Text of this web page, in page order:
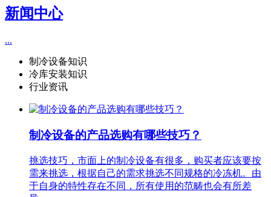
新闻中心
...
制冷设备知识
冷库安装知识
行业资讯
制冷设备的产品选购有哪些技巧？
挑选技巧，市面上的制冷设备有很多，购买者应该要按
需来挑选，根据自己的需求挑选不同规格的冷冻机。由
于自身的特性存在不同，所有使用的范畴也会有所差